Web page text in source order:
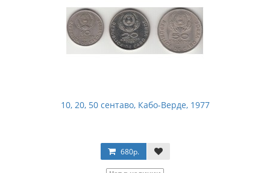
10, 20, 50 сентаво, Кабо-Верде, 1977
680р.